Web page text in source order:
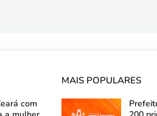
com
MAIS POPULARES